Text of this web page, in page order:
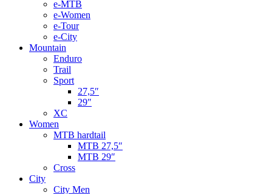
e-MTB
e-Women
e-Tour
e-City
Mountain
Enduro
Trail
Sport
27,5″
29″
XC
Women
MTB hardtail
MTB 27,5″
MTB 29″
Cross
City
City Men